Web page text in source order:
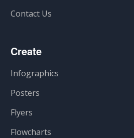
Contact Us
Create
Infographics
Posters
Flyers
Flowcharts